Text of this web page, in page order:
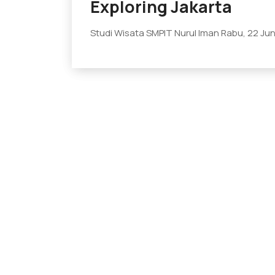
Exploring Jakarta
Studi Wisata SMPIT Nurul Iman Rabu, 22